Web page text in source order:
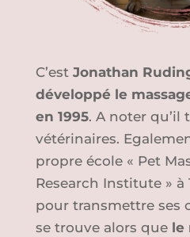
C’est Jonathan
développé le
en 1995. A noter qu’il
vétérinaires.
propre école « Pet
Research Institute » à
pour transmettre ses
se trouve alors que le